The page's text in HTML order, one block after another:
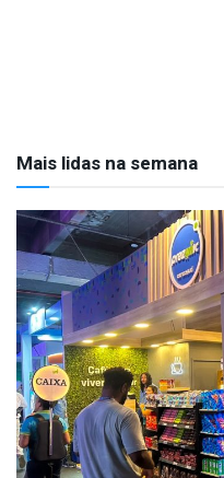
Mais lidas na semana